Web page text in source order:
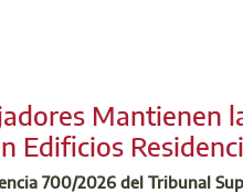
implicación, vuestra
45 00
Mantienen
Edificios
700/2026 del Tribunal